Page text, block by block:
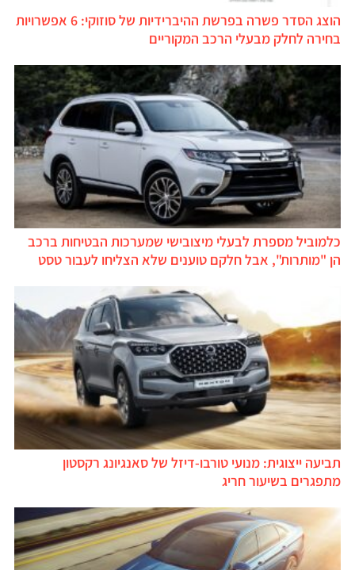
הוצג הסדר פשרה בפרשת ההיברידיות של סוזוקי: 6 אפשרויות
בחירה לחלק מבעלי הרכב המקוריים
כלמוביל מספרת לבעלי מיצובישי שמערכות הבטיחות ברכב
הן "מותרות", אבל חלקם טוענים שלא הצליחו לעבור טסט
תביעה ייצוגית: מנועי טורבו-דיזל של סאנגיונג רקסטון
מתפגרים בשיעור חריג